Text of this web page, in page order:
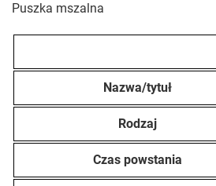
Puszka mszalna
Nazwa/tytuł
Rodzaj
Czas powstania